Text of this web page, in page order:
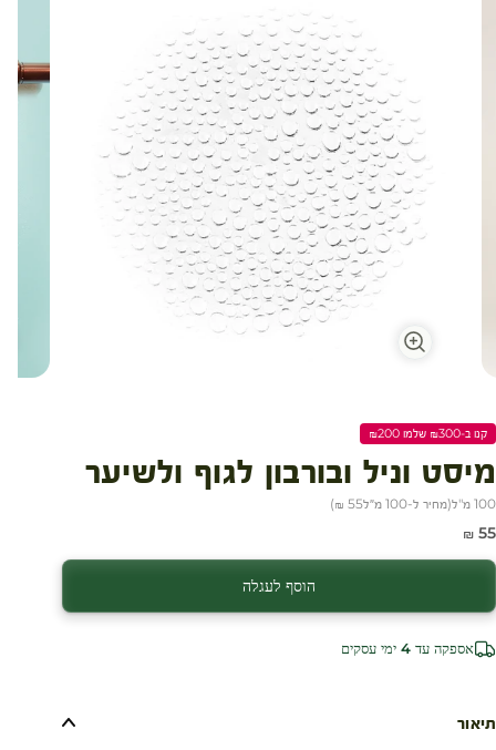
עגלת קניות
קנו ב-₪300 שלמו ₪200
מיסט וניל ובורבון לגוף ולשיער
100 מ"ל (מחיר ל-100 מ״ל 55 ₪
)
מחיר מבצע
55 ₪
הוסף לעגלה
אספקה עד 4 ימי עסקים
תיאור